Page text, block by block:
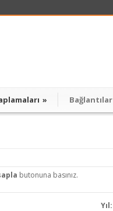
» Bağlantılar
butonuna basınız.
Yıl: